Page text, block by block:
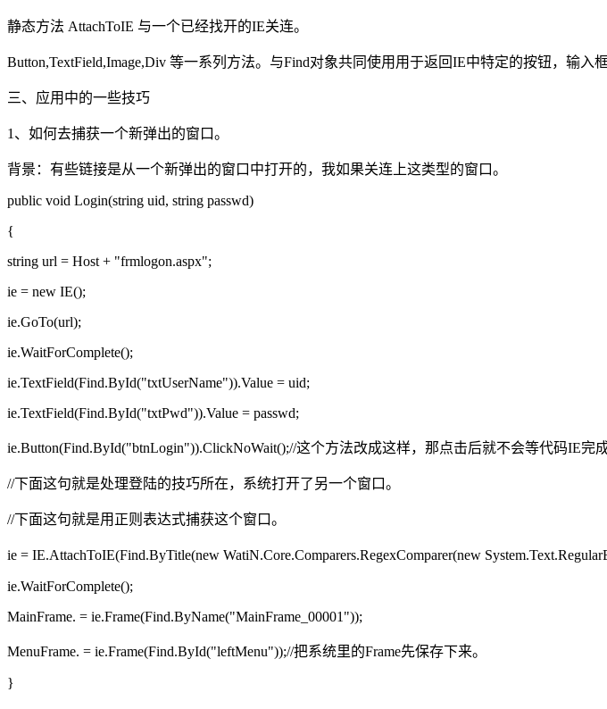
静态方法 AttachToIE 与一个已经找开的IE关连。
Button,TextField,Image,Div 等一系列方法。与Find对象共同使用用于返回IE中特定的按钮，输入
三、应用中的一些技巧
1、如何去捕获一个新弹出的窗口。
背景：有些链接是从一个新弹出的窗口中打开的，我如果关连上这类型的窗口。
public void Login(string uid, string passwd)
{
string url = Host + "frmlogon.aspx";
ie = new IE();
ie.GoTo(url);
ie.WaitForComplete();
ie.TextField(Find.ById("txtUserName")).Value = uid;
ie.TextField(Find.ById("txtPwd")).Value = passwd;
ie.Button(Find.ById("btnLogin")).ClickNoWait();//这个方法改成这样，那点击后就不会等代码IE完成
//下面这句就是处理登陆的技巧所在，系统打开了另一个窗口。
//下面这句就是用正则表达式捕获这个窗口。
ie = IE.AttachToIE(Find.ByTitle(new WatiN.Core.Comparers.RegexComparer(new
ie.WaitForComplete();
MainFrame. = ie.Frame(Find.ByName("MainFrame_00001"));
MenuFrame. = ie.Frame(Find.ById("leftMenu"));//把系统里的Frame先保存下来。
}